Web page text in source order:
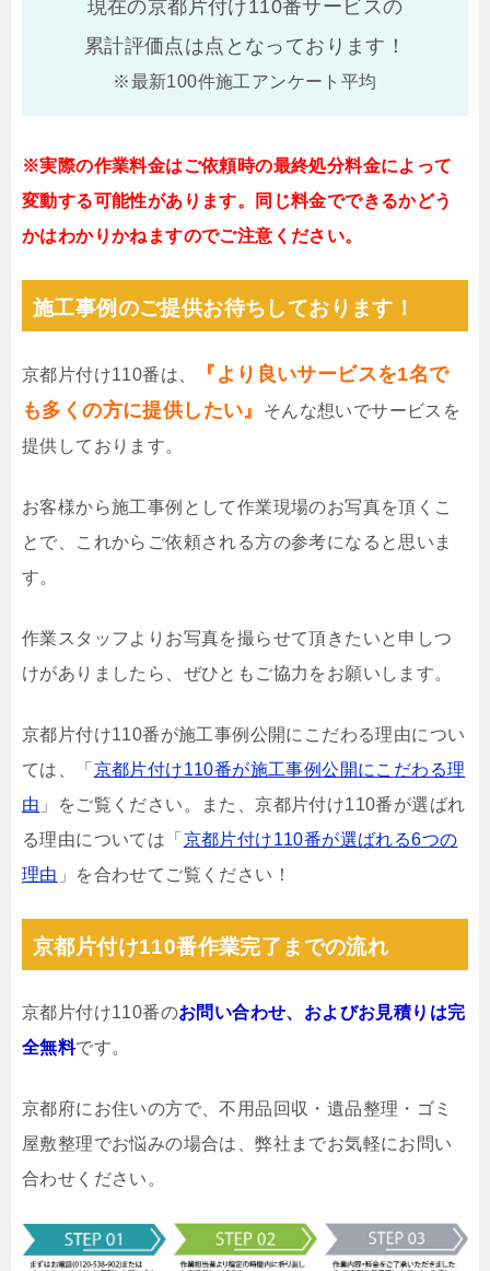
現在の京都片付け110番サービスの
累計評価点は点となっております！
※最新100件施工アンケート平均
※実際の作業料金はご依頼時の最終処分料金によって
変動する可能性があります。同じ料金でできるかどう
かはわかりかねますのでご注意ください。
施工事例のご提供お待ちしております！
京都片付け110番は、
『より良いサービスを1名で
も多くの方に提供したい』
そんな想いでサービスを
提供しております。
お客様から施工事例として作業現場のお写真を頂くこ
とで、これからご依頼される方の参考になると思いま
す。
作業スタッフよりお写真を撮らせて頂きたいと申しつ
けがありましたら、ぜひともご協力をお願いします。
京都片付け110番が施工事例公開にこだわる理由につい
ては、「 京都片付け110番が施工事例公開にこだわる理
由 」をご覧ください。また、京都片付け110番が選ばれ
る理由については「 京都片付け110番が選ばれる6つの
理由 」を合わせてご覧ください！
京都片付け110番作業完了までの流れ
京都片付け110番のお問い合わせ、およびお見積りは完
全無料です。
京都府にお住いの方で、不用品回収・遺品整理・ゴミ
屋敷整理でお悩みの場合は、弊社までお気軽にお問い
合わせください。